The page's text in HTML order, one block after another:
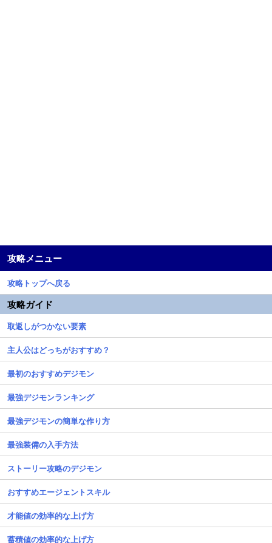
攻略メニュー
攻略トップへ戻る
攻略ガイド
取返しがつかない要素
主人公はどっちがおすすめ？
最初のおすすめデジモン
最強デジモンランキング
最強デジモンの簡単な作り方
最強装備の入手方法
ストーリー攻略のデジモン
おすすめエージェントスキル
才能値の効率的な上げ方
蓄積値の効率的な上げ方